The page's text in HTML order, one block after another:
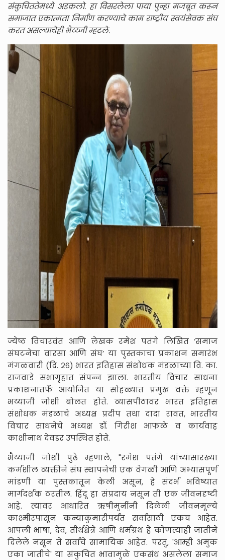
संकुचिततेमध्ये अडकलो. हा विसरलेला पाया पुन्हा मजबूत करून
समाजात एकात्मता निर्माण करण्याचे काम राष्ट्रीय स्वयंसेवक संघ
करत असल्याचेही भैय्य्जी म्हटले.
ज्येष्ठ विचारवंत आणि लेखक रमेश पतंगे लिखित ‘समाज
संघटनेचा वारसा आणि संघ’ या पुस्तकाचा प्रकाशन समारंभ
मंगळवारी (दि. २६) भारत इतिहास संशोधक मंडळाच्या वि. का.
राजवाडे सभागृहात संपन्न झाला. भारतीय विचार साधना
प्रकाशनातर्फे आयोजित या सोहळ्यात प्रमुख वक्ते म्हणून
भय्याजी जोशी बोलत होते. व्यासपीठावर भारत इतिहास
संशोधक मंडळाचे अध्यक्ष प्रदीप तथा दादा रावत, भारतीय
विचार साधनेचे अध्यक्ष डॉ. गिरीश आफळे व कार्यवाह
काशीनाथ देवडर उपस्थित होते.
भैय्याजी जोशी पुढे म्हणाले, "रमेश पतंगे यांच्यासारख्या
कर्मशील व्यक्तीने संघ स्थापनेची एक वेगळी आणि अभ्यासपूर्ण
मांडणी या पुस्तकातून केली असून, हे संदर्भ भविष्यात
मार्गदर्शक ठरतील. हिंदू हा संप्रदाय नसून ती एक जीवनदृष्टी
आहे. त्यावर आधारित ऋषीमुनींनी दिलेली जीवनमूल्ये
काश्मीरपासून कन्याकुमारीपर्यंत सर्वांसाठी एकच आहेत.
आपली भाषा, देव, तीर्थक्षेत्रे आणि धर्मग्रंथ हे कोणत्याही जातीने
दिलेले नसून ते सर्वांचे सामायिक आहेत. परंतु, 'आम्ही अमुक
एका जातीचे' या संकुचित भावामुळे एकसंध असलेला समाज